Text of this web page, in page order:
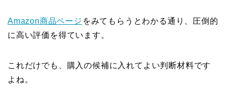
Amazon商品ページ をみてもらうとわかる通り、圧倒的
に高い評価を得ています。
これだけでも、購入の候補に入れてよい判断材料です
よね。